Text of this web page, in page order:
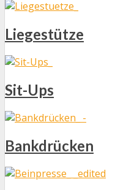
Liegestütze
Sit-Ups
Bankdrücken